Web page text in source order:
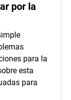
por la
para la
esta
para